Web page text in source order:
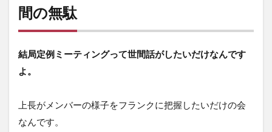
間の無駄
結局定例ミーティングって世間話がしたいだけなんです
よ。
上長がメンバーの様子をフランクに把握したいだけの会
なんです。